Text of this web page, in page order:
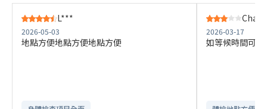
L***
2026-05-03
地點方便地點方便地點方便
Chan
2026-03-17
如等候時間可